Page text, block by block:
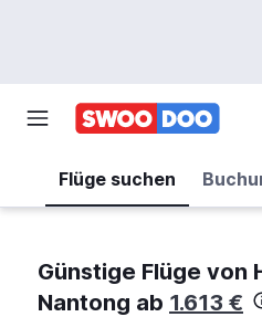
Flüge suchen
Günstige Flüge von
Nantong ab 1.613 €